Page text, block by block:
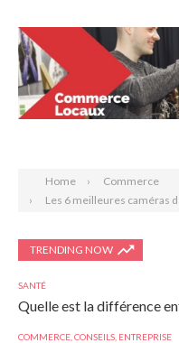
Home
Commerce
Les 6 meilleures caméras
TRENDING NOW
SANTÉ
Quelle est la différence
COMMERCE CONSEILS ENTREPRISE